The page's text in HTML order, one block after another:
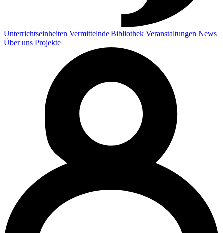
Unterrichtseinheiten Vermittelnde Bibliothek Veranstaltungen News
Über uns Projekte